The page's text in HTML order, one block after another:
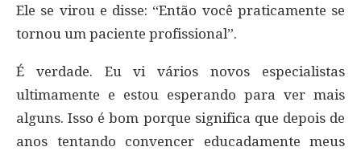
Ele se virou e disse: “Então você praticamente se
tornou um paciente profissional”.
É verdade. Eu vi vários novos especialistas
ultimamente e estou esperando para ver mais
alguns. Isso é bom porque significa que depois de
anos tentando convencer educadamente meus